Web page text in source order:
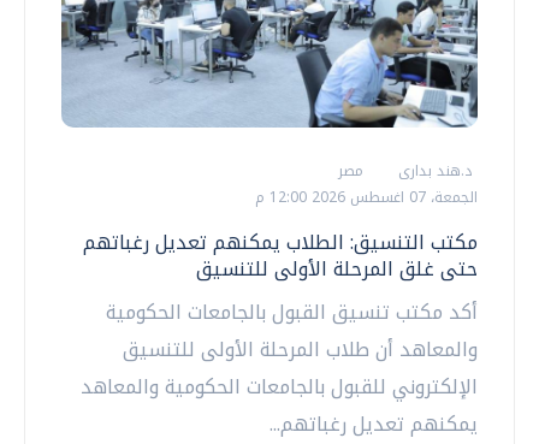
د.هند بدارى
مصر
الجمعة، 07 اغسطس 2026 12:00 م
مكتب التنسيق: الطلاب يمكنهم تعديل رغباتهم
حتى غلق المرحلة الأولى للتنسيق
أكد مكتب تنسيق القبول بالجامعات الحكومية
والمعاهد أن طلاب المرحلة الأولى للتنسيق
الإلكتروني للقبول بالجامعات الحكومية والمعاهد
يمكنهم تعديل رغباتهم...